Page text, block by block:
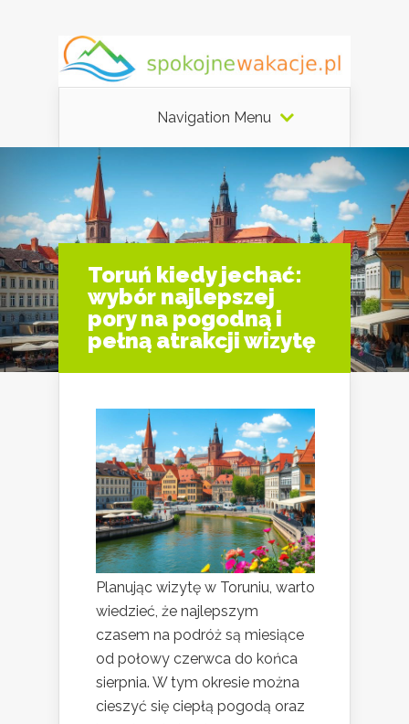
Navigation Menu
Toruń kiedy jechać:
wybór najlepszej
pory na pogodną i
pełną atrakcji wizytę
Planując wizytę w Toruniu, warto
wiedzieć, że najlepszym
czasem na podróż są miesiące
od połowy czerwca do końca
sierpnia. W tym okresie można
cieszyć się ciepłą pogodą oraz